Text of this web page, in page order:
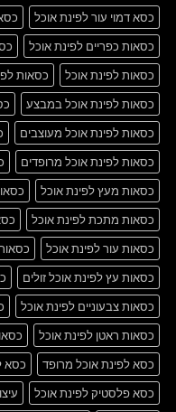
כסא דמוי עור לפינת אוכל
כסאות כפריים לפינת אוכל
כסאות לפינת אוכל
כסאות
כסאות לפינת אוכל במבצע
כסאות לפינת אוכל מעוצבים
כסאות לפינת אוכל מרופדים
כסאות מעץ לפינת אוכל
כסאות מתכת לפינת אוכל
כסאות עור לפינת אוכל
כסאות עץ לפינת אוכל זולים
כסאות צבעוניים לפינת אוכל
כסאות ראטן לפינת אוכל
כסא לפינת אוכל מרופד
כסא
כסא פלסטיק לפינת אוכל